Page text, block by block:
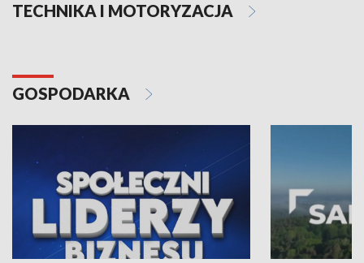
TECHNIKA I MOTORYZACJA
GOSPODARKA